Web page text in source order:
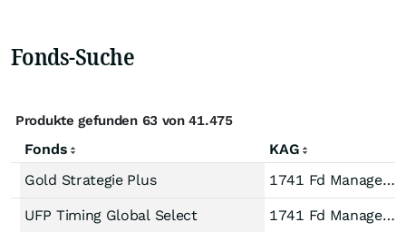
Fonds-Suche
Produkte gefunden 63 von 41.475
Fonds
KAG
Gold Strategie Plus
1741 Fd Managem AG
UFP Timing Global Select 1741 Fd Managem AG